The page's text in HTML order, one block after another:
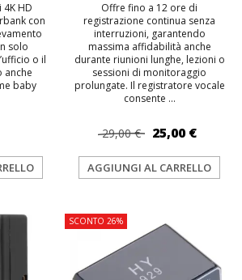
4K HD
con
solo
o il
anche
baby
Offre fino a 12 ore di
registrazione continua senza
interruzioni, garantendo
massima affidabilità anche
durante riunioni lunghe, lezioni o
sessioni di monitoraggio
prolungate. Il registratore vocale
consente ...
29,00 € 25,00 €
AGGIUNGI AL CARRELLO
SCONTO 26%